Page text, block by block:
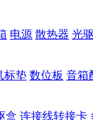
电源 散热器 光
标垫 数位板 音箱
盒 连接线转接卡